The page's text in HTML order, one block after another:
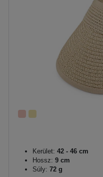
Kerület: 42 - 46 cm
Hossz: 9 cm
Súly: 72 g